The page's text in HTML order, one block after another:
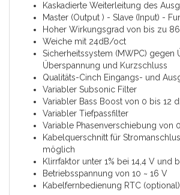
Kaskadierte Weiterleitung des
Master (Output ) - Slave (Input) -
Hoher Wirkungsgrad von bis zu
Weiche mit 24dB/oct
Sicherheitssystem (MWPC) gegen
Überspannung und Kurzschluss
Qualitäts-Cinch Eingangs- und
Variabler Subsonic Filter
Variabler Bass Boost von 0 bis 12
Variabler Tiefpassfilter
Variable Phasenverschiebung von
Kabelquerschnitt für
möglich
Klirrfaktor unter 1% bei 14,4 V und
Betriebsspannung von 10 ~ 16 V
Kabelfernbedienung RTC (optional)